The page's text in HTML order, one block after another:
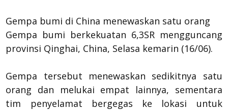
Gempa bumi di China menewaskan satu orang
Gempa bumi berkekuatan 6,3SR mengguncang
provinsi Qinghai, China, Selasa kemarin (16/06).
Gempa tersebut menewaskan sedikitnya satu
orang dan melukai empat lainnya, sementara
tim penyelamat bergegas ke lokasi untuk